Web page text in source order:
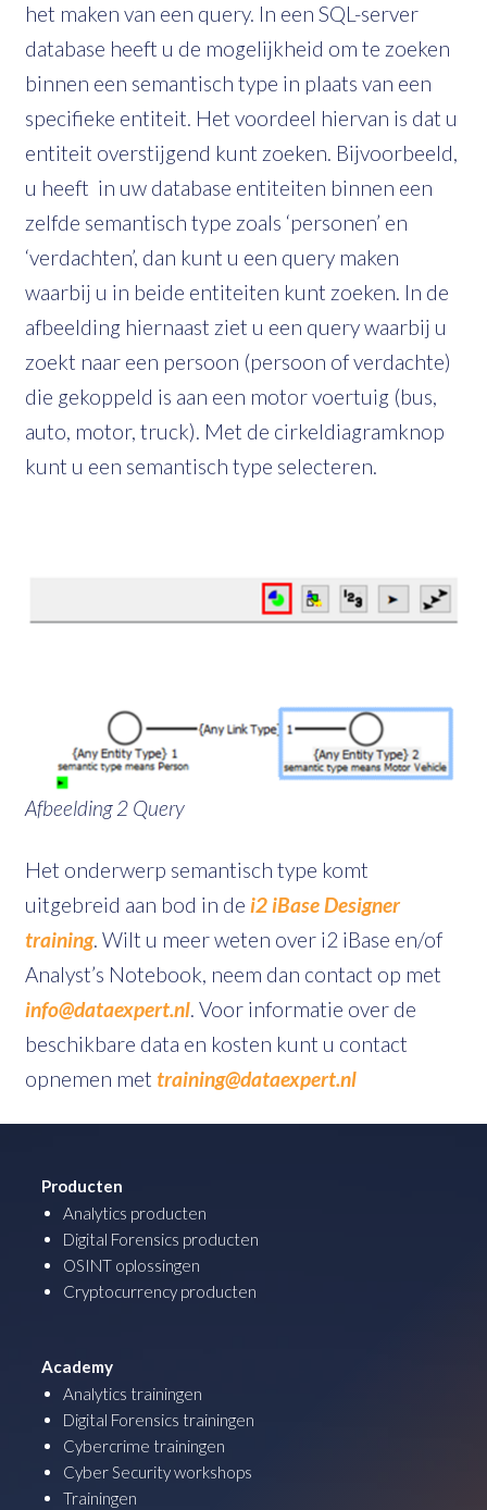
het maken van een query. In een SQL-server
database heeft u de mogelijkheid om te zoeken
binnen een semantisch type in plaats van een
specifieke entiteit. Het voordeel hiervan is dat u
entiteit overstijgend kunt zoeken. Bijvoorbeeld,
u heeft in uw database entiteiten binnen een
zelfde semantisch type zoals ‘personen’ en
‘verdachten’, dan kunt u een query maken
waarbij u in beide entiteiten kunt zoeken. In de
afbeelding hiernaast ziet u een query waarbij u
zoekt naar een persoon (persoon of verdachte)
die gekoppeld is aan een motor voertuig (bus,
auto, motor, truck). Met de cirkeldiagramknop
kunt u een semantisch type selecteren.
Afbeelding 2 Query
Het onderwerp semantisch type komt
uitgebreid aan bod in de i2 iBase Designer
training. Wilt u meer weten over i2 iBase en/of
Analyst’s Notebook, neem dan contact op met
info@dataexpert.nl. Voor informatie over de
beschikbare data en kosten kunt u contact
opnemen met training@dataexpert.nl
Producten
Analytics producten
Digital Forensics producten
OSINT oplossingen
Cryptocurrency producten
Academy
Analytics trainingen
Digital Forensics trainingen
Cybercrime trainingen
Cyber Security workshops
Trainingen